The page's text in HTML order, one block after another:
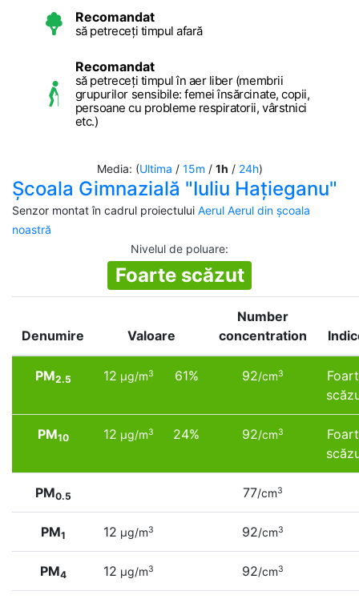
Recomandat
să petreceți timpul afară
Recomandat
să petreceți timpul în aer liber (membrii
grupurilor sensibile: femei însărcinate, copii,
persoane cu probleme respiratorii, vârstnici
etc.)
Media: (Ultima / 15m / 1h / 24h)
Şcoala Gimnazială "Iuliu Haţieganu"
Senzor montat în cadrul proiectului Aerul Aerul din școala
noastră
Nivelul de poluare:
Foarte scăzut
Denumire Valoare
Number
concentration
PM2.5 12 µg/m3 61% 92/cm3
PM10 12 µg/m3 24% 92/cm3
PM0.5 77/cm3
PM1 12 µg/m3 92/cm3
PM4 12 µg/m3 92/cm3